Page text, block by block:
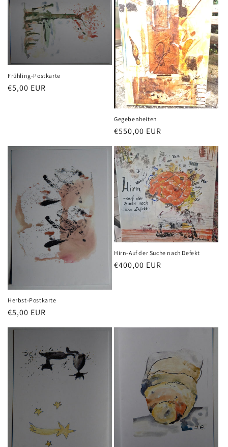
Frühling-Postkarte
Normaler
€5,00 EUR
Gegebenheiten
Normaler
€550,00 EUR
Herbst-Postkarte
Normaler
Preis
€5,00 EUR
Hirn-Auf der Suche nach Defekt
Normaler
€400,00 EUR